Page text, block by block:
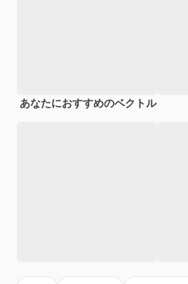
あなたにおすすめのベクトル